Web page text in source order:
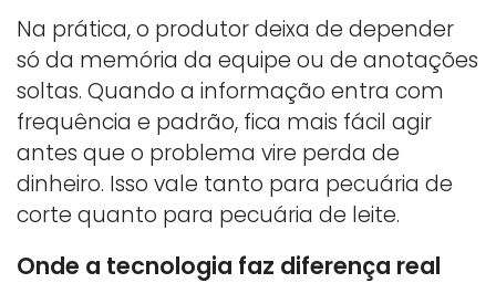
Na prática, o produtor deixa de depender
só da memória da equipe ou de anotações
soltas. Quando a informação entra com
frequência e padrão, fica mais fácil agir
antes que o problema vire perda de
dinheiro. Isso vale tanto para pecuária de
corte quanto para pecuária de leite.
Onde a tecnologia faz diferença real